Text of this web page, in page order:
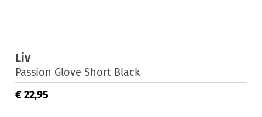
Liv
Passion Glove Short Black
€ 22,95